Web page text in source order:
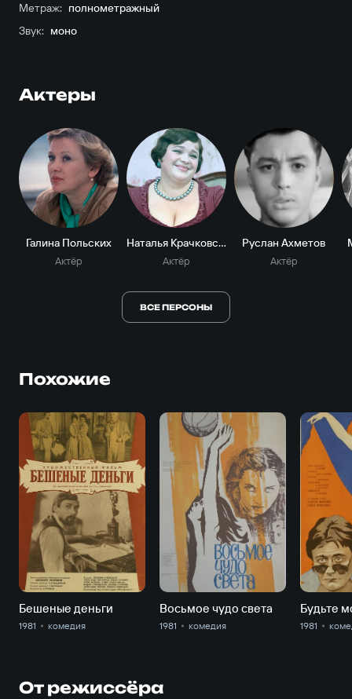
Метраж: полнометражный
Звук: моно
Актеры
Галина Польских
Актёр
Наталья Крачковская
Актёр
Руслан Ахметов
Актёр
ВСЕ ПЕРСОНЫ
Похожие
Бешеные деньги
1981 комедия
Восьмое чудо света
1981 комедия
Будьте
1981
От режиссёра